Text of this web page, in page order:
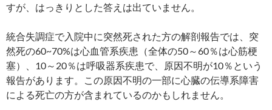
すが、はっきりとした答えは出ていません。
統合失調症で入院中に突然死された方の解剖報告では、突
然死の60~70%は心血管系疾患（全体の50～60％は心筋梗
塞）、10～20％は呼吸器系疾患で、原因不明が10％という
報告があります。この原因不明の一部に心臓の伝導系障害
による死亡の方が含まれているのかもしれません。